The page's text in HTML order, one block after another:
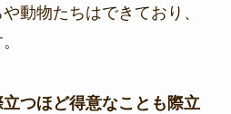
動物たちはできており、
つほど得意なことも際立